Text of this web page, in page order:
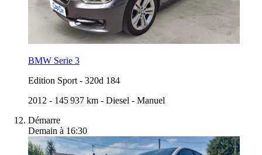
BMW Serie 3
Edition Sport - 320d 184
2012 - 145 937 km - Diesel - Manuel
Démarre
Demain à 16:30